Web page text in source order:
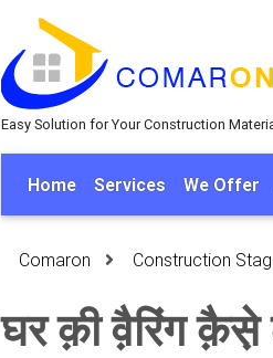
Easy Solution for Your Construction
Home Services We Offer
Comaron Construction
घर क़ी व़ैरिंग